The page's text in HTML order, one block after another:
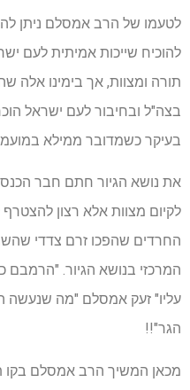
לטעמו של הרב אמסלם ניתן
להוכיח שייכות אמיתית לעם
תורה ומצוות, אך בימינו אלה
בצה"ל ובחיבור לעם ישראל
בעיקר כשמדובר ממילא
את נושא הגיור חתם חבר
לקיום מצוות אלא רצון
החרדים שהפכו זרם צדדי
המרכזי בנושא הגיור. "הרמבם
עליו" זעק אמסלם "מה שנעשה
הגר"!!
מכאן המשיך הרב אמסלם בקו